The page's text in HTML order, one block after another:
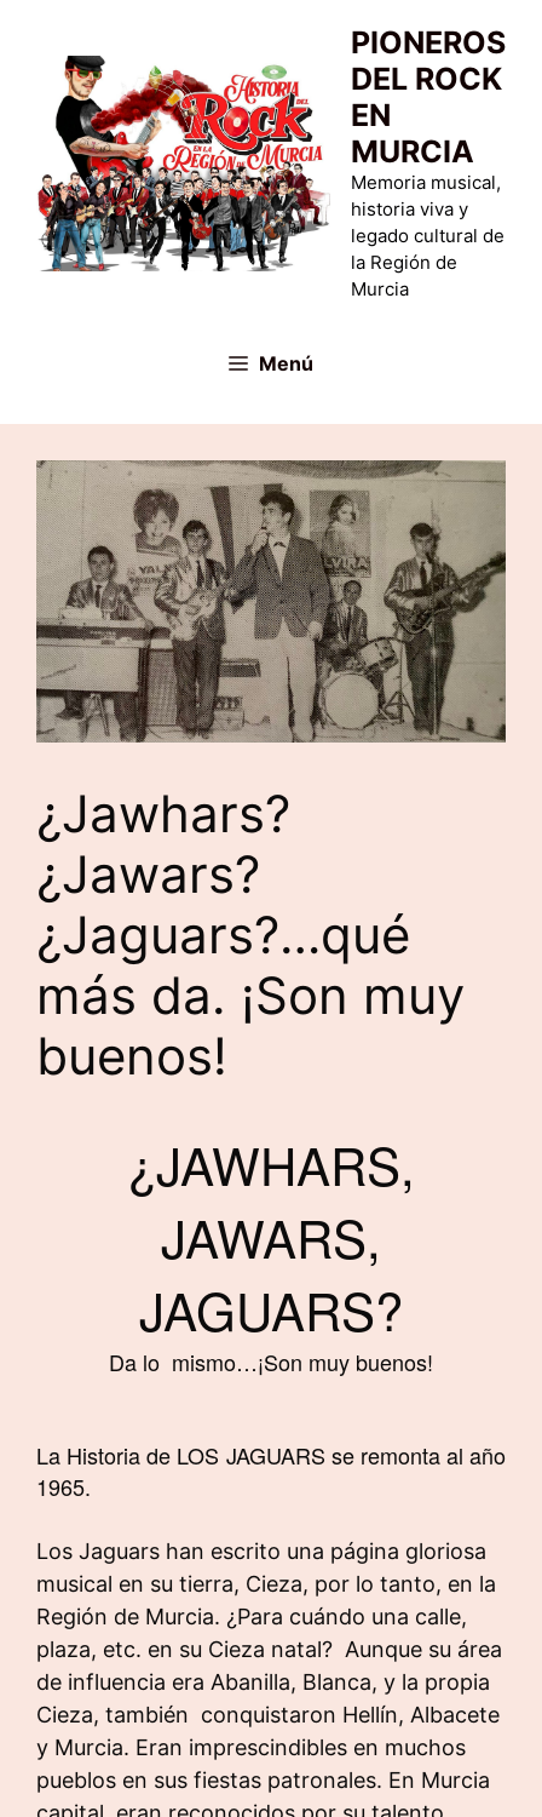
contenido
PIONEROS
DEL ROCK
EN
MURCIA
Memoria musical,
historia viva y
legado cultural de
la Región de
Murcia
Menú
¿Jawhars?
¿Jawars?
¿Jaguars?…qué
más da. ¡Son muy
buenos!
¿JAWHARS,
JAWARS,
JAGUARS?
Da lo mismo…¡Son muy buenos!
La Historia de LOS JAGUARS se remonta al año
1965.
Los Jaguars han escrito una página gloriosa
musical en su tierra, Cieza, por lo tanto, en la
Región de Murcia. ¿Para cuándo una calle,
plaza, etc. en su Cieza natal? Aunque su área
de influencia era Abanilla, Blanca, y la propia
Cieza, también conquistaron Hellín, Albacete
y Murcia. Eran imprescindibles en muchos
pueblos en sus fiestas patronales. En Murcia